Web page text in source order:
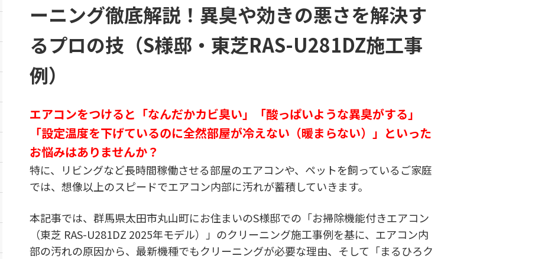
ーニング徹底解説！異臭や効きの悪さを解決す
るプロの技（S様邸・東芝RAS-U281DZ施工事
例）
エアコンをつけると「なんだかカビ臭い」「酸っぱいような異臭がする」
「設定温度を下げているのに全然部屋が冷えない（暖まらない）」といった
お悩みはありませんか？
特に、リビングなど長時間稼働させる部屋のエアコンや、ペットを飼っているご家庭
では、想像以上のスピードでエアコン内部に汚れが蓄積していきます。
本記事では、群馬県太田市丸山町にお住まいのS様邸での「お掃除機能付きエアコン
（東芝 RAS-U281DZ 2025年モデル）」のクリーニング施工事例を基に、エアコン内
部の汚れの原因から、最新機種でもクリーニングが必要な理由、そして「まるひろク